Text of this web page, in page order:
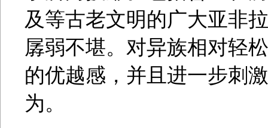
及等古老文明的广大亚非
孱弱不堪。对异族相对轻
的优越感，并且进一步刺
为。